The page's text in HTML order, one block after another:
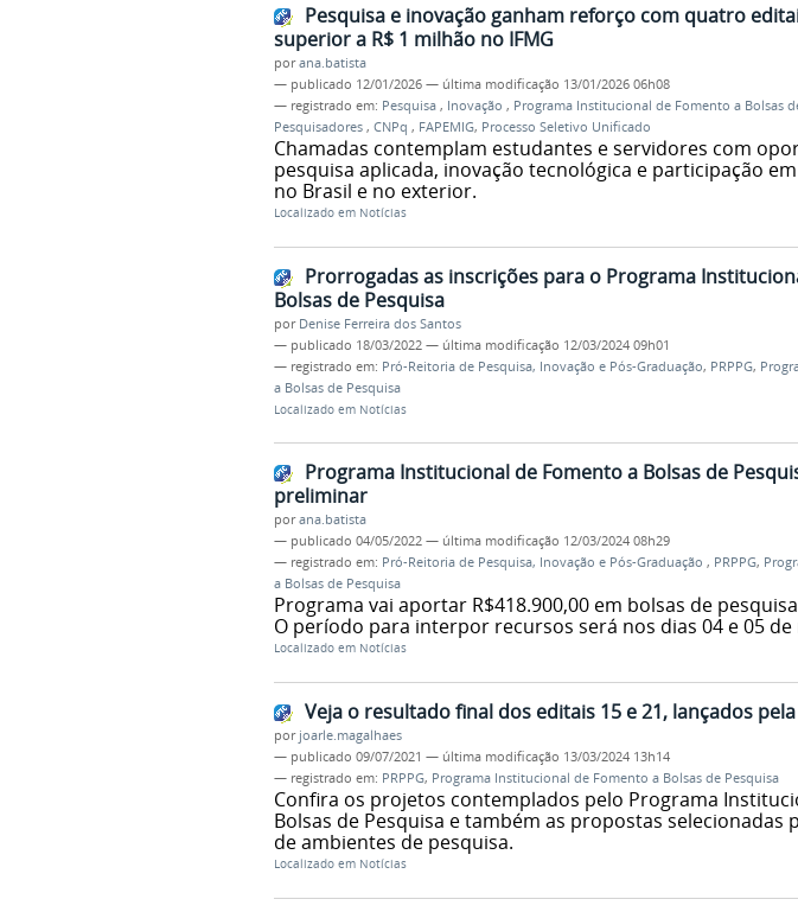
Pesquisa e inovação ganham reforço com quatro
superior a R$ 1 milhão no IFMG
porana.batista
— publicado 12/01/2026 — última modificação 13/01/2026 06h08
— registrado em: Pesquisa , Inovação , Programa Institucional de Fomento a Bolsas
Pesquisadores , CNPq , FAPEMIG, Processo Seletivo Unificado
Chamadas contemplam estudantes e servidores com
pesquisa aplicada, inovação tecnológica e participação
no Brasil e no exterior.
Localizado em Notícias
Prorrogadas as inscrições para o Programa
Bolsas de Pesquisa
por Denise Ferreira dos Santos
— publicado 18/03/2022 — última modificação 12/03/2024 09h01
— registrado em: Pró-Reitoria de Pesquisa, Inovação e Pós-Graduação, PRPPG,
a Bolsas de Pesquisa
Localizado em Notícias
Programa Institucional de Fomento a Bolsas de
preliminar
porana.batista
— publicado 04/05/2022 — última modificação 12/03/2024 08h29
— registrado em: Pró-Reitoria de Pesquisa, Inovação e Pós-Graduação , PRPPG,
a Bolsas de Pesquisa
Programa vai aportar R$418.900,00 em bolsas de
O período para interpor recursos será nos dias 04 e 05 de
Localizado em Notícias
Veja o resultado final dos editais 15 e 21, lançados pela
por joarle.magalhaes
— publicado 09/07/2021 — última modificação 13/03/2024 13h14
— registrado em: PRPPG, Programa Institucional de Fomento a Bolsas de Pesquisa
Confira os projetos contemplados pelo Programa
Bolsas de Pesquisa e também as propostas selecionadas
de ambientes de pesquisa.
Localizado em Notícias